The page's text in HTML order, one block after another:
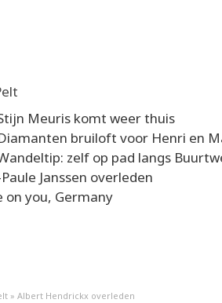
Meuris komt weer thuis
bruiloft voor Henri en
zelf op pad langs
Janssen overleden
on you, Germany
» Albert Hendrickx overleden